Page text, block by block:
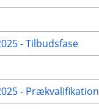
- Tilbudsfase
- Prækvalifikation